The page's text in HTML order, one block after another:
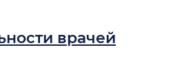
врачей